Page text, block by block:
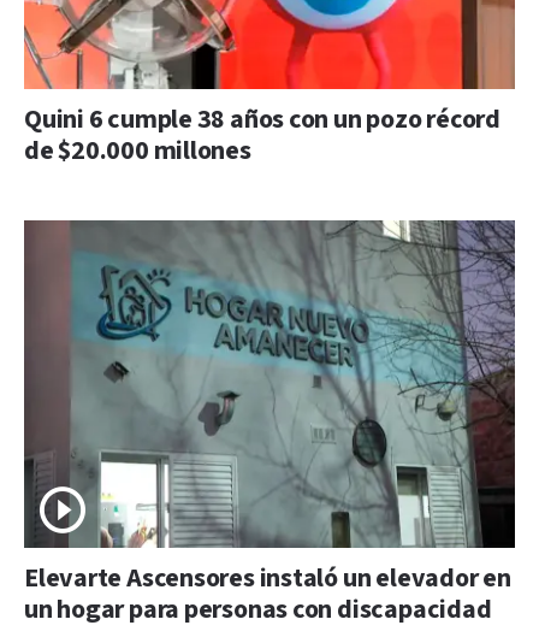
Quini 6 cumple 38 años con un pozo récord
de $20.000 millones
Elevarte Ascensores instaló un elevador en
un hogar para personas con discapacidad